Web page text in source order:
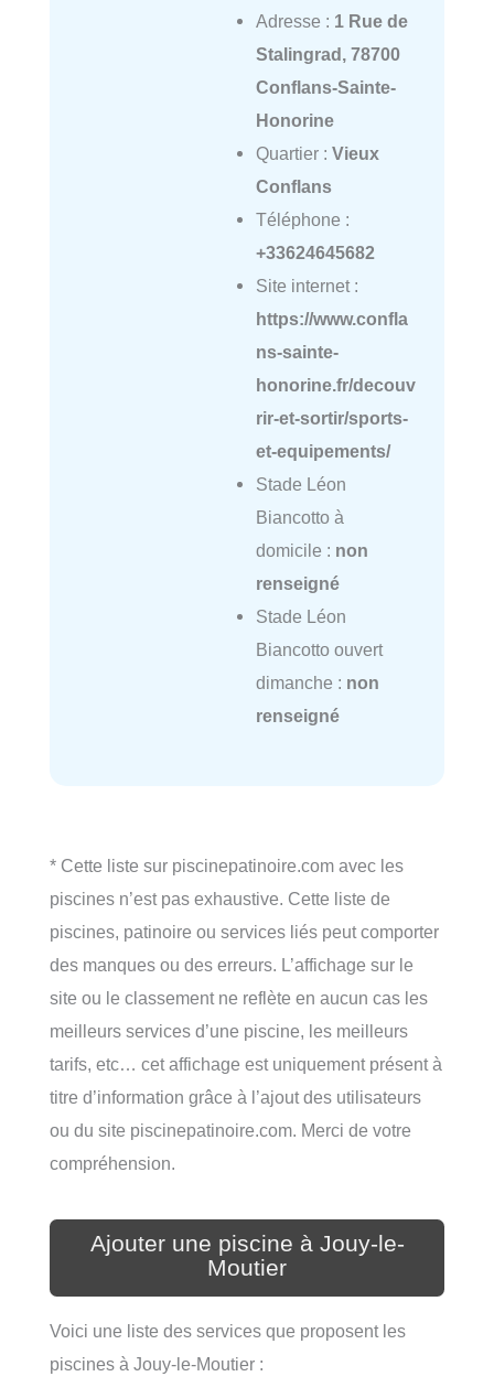
Adresse : 1 Rue de
Stalingrad, 78700
Conflans-Sainte-
Honorine
Quartier : Vieux
Conflans
Téléphone :
+33624645682
Site internet :
https://www.confla
ns-sainte-
honorine.fr/decouv
rir-et-sortir/sports-
et-equipements/
Stade Léon
Biancotto à
domicile : non
renseigné
Stade Léon
Biancotto ouvert
dimanche : non
renseigné
* Cette liste sur piscinepatinoire.com avec les
piscines n’est pas exhaustive. Cette liste de
piscines, patinoire ou services liés peut comporter
des manques ou des erreurs. L’affichage sur le
site ou le classement ne reflète en aucun cas les
meilleurs services d’une piscine, les meilleurs
tarifs, etc… cet affichage est uniquement présent à
titre d’information grâce à l’ajout des utilisateurs
ou du site piscinepatinoire.com. Merci de votre
compréhension.
Ajouter une piscine à Jouy-le-
Moutier
Voici une liste des services que proposent les
piscines à Jouy-le-Moutier :